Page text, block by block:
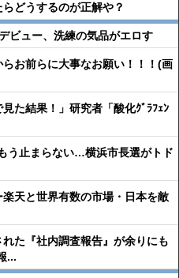
どうするのが正解や？
ビュー、洗練の気品がエロす
らお前らに大事なお願い！！！(画
た結果！」研究者「酸化ｸﾞﾗﾌｪﾝ
う止まらない…横浜市長選がトド
楽天と世界有数の市場・日本を敵
れた『社内調査報告』が余りにも
...